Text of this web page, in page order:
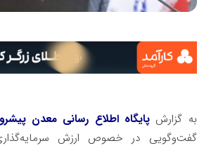
به گزارش پایگاه اطلاع رسانی معدن
گفت‌وگویی در خصوص ارزش